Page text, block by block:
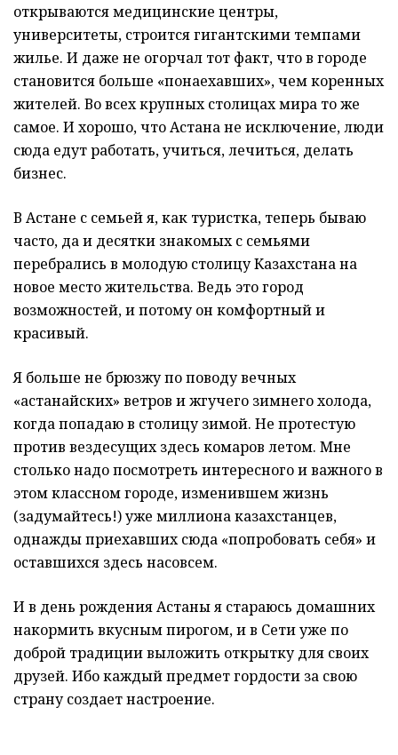
открываются медицинские центры,
университеты, строится гигантскими темпами
жилье. И даже не огорчал тот факт, что в городе
становится больше «понаехавших», чем коренных
жителей. Во всех крупных столицах мира то же
самое. И хорошо, что Астана не исключение, люди
сюда едут работать, учиться, лечиться, делать
бизнес.
В Астане с семьей я, как туристка, теперь бываю
часто, да и десятки знакомых с семьями
перебрались в молодую столицу Казахстана на
новое место жительства. Ведь это город
возможностей, и потому он комфортный и
красивый.
Я больше не брюзжу по поводу вечных
«астанайских» ветров и жгучего зимнего холода,
когда попадаю в столицу зимой. Не протестую
против вездесущих здесь комаров летом. Мне
столько надо посмотреть интересного и важного в
этом классном городе, изменившем жизнь
(задумайтесь!) уже миллиона казахстанцев,
однажды приехавших сюда «попробовать себя» и
оставшихся здесь насовсем.
И в день рождения Астаны я стараюсь домашних
накормить вкусным пирогом, и в Сети уже по
доброй традиции выложить открытку для своих
друзей. Ибо каждый предмет гордости за свою
страну создает настроение.